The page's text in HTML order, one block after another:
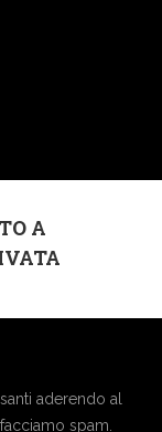
A
aderendo al
spam.